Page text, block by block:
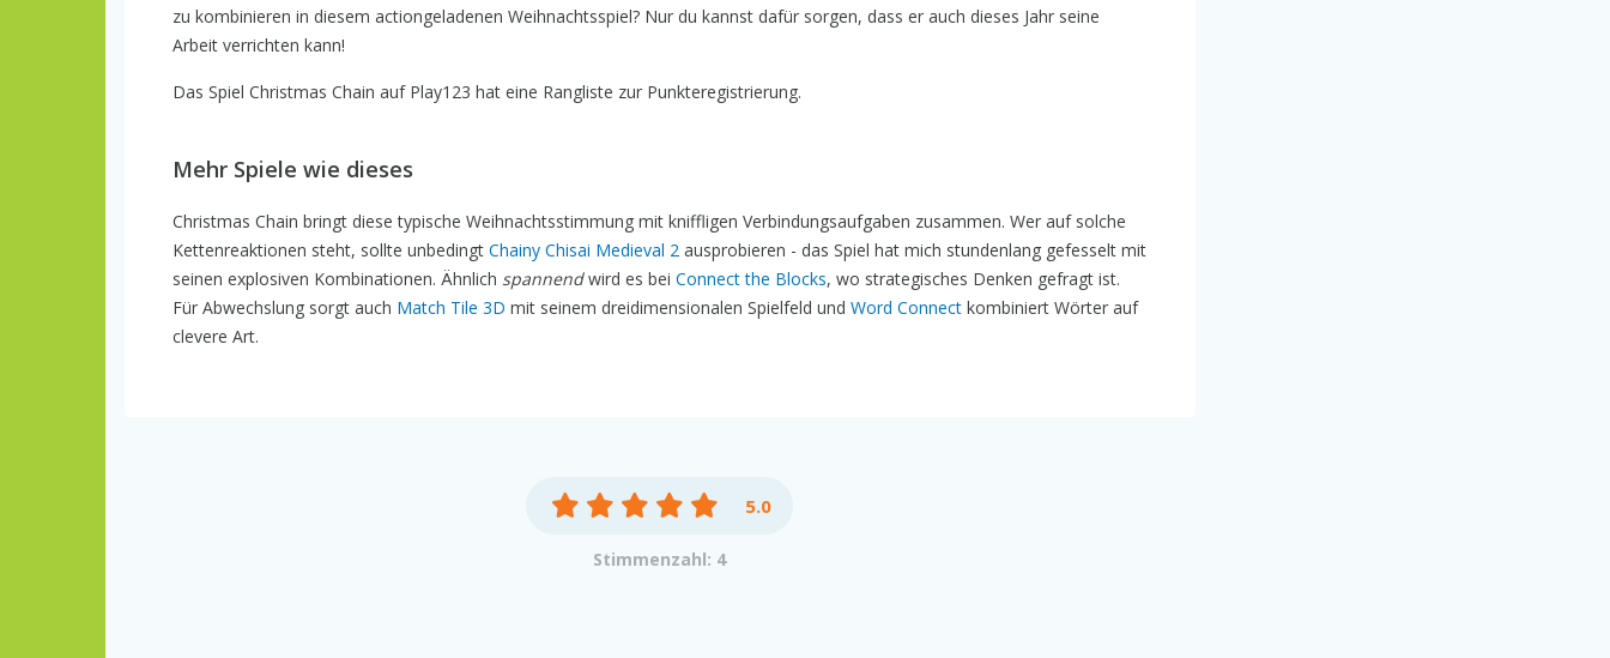
zu kombinieren in diesem actiongeladenen Weihnachtsspiel? Nur du kannst dafür sorgen, dass er auch dieses Jahr seine
Arbeit verrichten kann!
Das Spiel Christmas Chain auf Play123 hat eine Rangliste zur Punkteregistrierung.
Mehr Spiele wie dieses
Christmas Chain bringt diese typische Weihnachtsstimmung mit kniffligen Verbindungsaufgaben zusammen. Wer auf solche
Kettenreaktionen steht, sollte unbedingt Chainy Chisai Medieval 2 ausprobieren - das Spiel hat mich stundenlang gefesselt mit
seinen explosiven Kombinationen. Ähnlich spannendwird es bei Connect the Blocks, wo strategisches Denken gefragt ist.
Für Abwechslung sorgt auch Match Tile 3D mit seinem dreidimensionalen Spielfeld und Word Connect kombiniert Wörter auf
clevere Art.
5.0
Stimmenzahl: 4